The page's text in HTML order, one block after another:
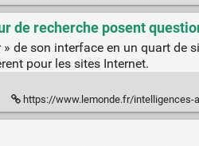
de recherche posent
de son interface en un quart de
pour les sites Internet.
https://www.lemonde.fr/intelligences-artificielles-generatives/article/2026/05/20/pourquoi-les-nouvelles-